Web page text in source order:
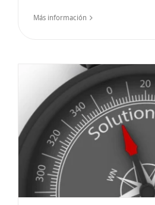
Más información